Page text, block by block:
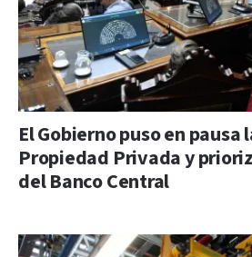
El Gobierno puso en pausa
Propiedad Privada y
del Banco Central